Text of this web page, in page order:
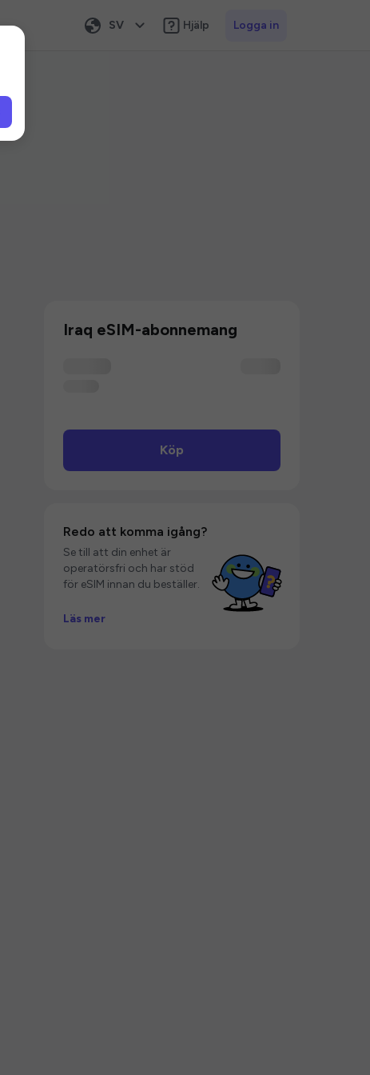
SV Hjälp Logga in
Iraq eSIM-abonnemang
Köp
Redo att komma igång?
Se till att din enhet är
operatörsfri och har stöd
för eSIM innan du beställer.
Läs mer